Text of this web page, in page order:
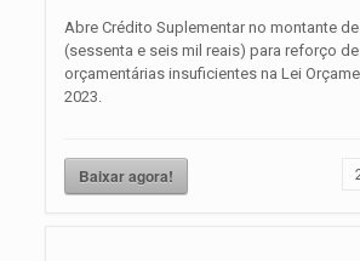
Abre Crédito Suplementar no montante de
(sessenta e seis mil reais) para reforço
orçamentárias insuficientes na Lei
2023.
Baixar agora!